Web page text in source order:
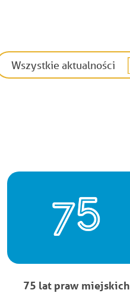
Wszystkie aktualności
75 lat praw miejskich